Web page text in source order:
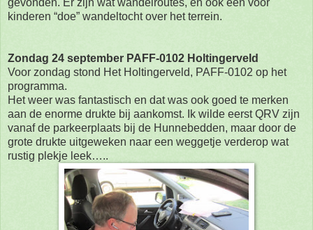
kinderen “doe” wandeltocht over het terrein.
Zondag 24 september PAFF-0102 Holtingerveld
Voor zondag stond Het Holtingerveld, PAFF-0102 op het
programma.
Het weer was fantastisch en dat was ook goed te merken
aan de enorme drukte bij aankomst.
Ik wilde eerst QRV zijn
vanaf de parkeerplaats bij de Hunnebedden, maar door de
grote drukte uitgeweken naar een weggetje verderop wat
rustig plekje leek…..